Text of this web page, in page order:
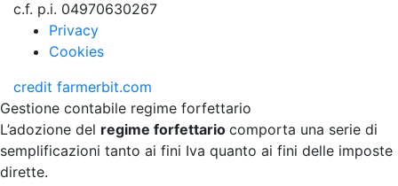
c.f. p.i. 04970630267
Privacy
Cookies
credit farmerbit.com
Gestione contabile regime forfettario
L’adozione del regime forfettario comporta una serie di
semplificazioni tanto ai fini Iva quanto ai fini delle imposte
dirette.